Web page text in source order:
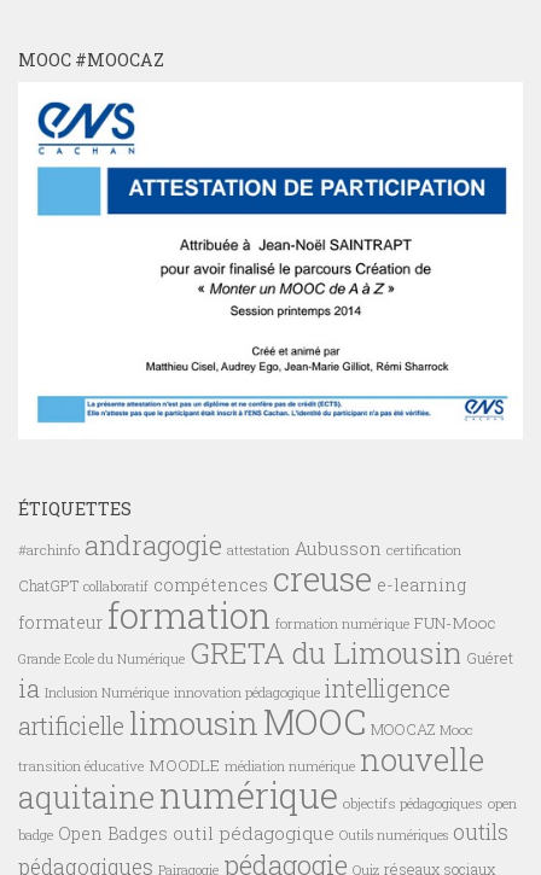
MOOC #MOOCAZ
ÉTIQUETTES
#archinfo andragogie attestation Aubusson certification
ChatGPT collaboratif compétences creuse e-learning
formateur formation formation numérique FUN-Mooc
Grande Ecole du Numérique GRETA du Limousin Guéret
ia Inclusion Numérique innovation pédagogique intelligence
artificielle limousin MOOC MOOCAZ Mooc
transition éducative MOODLE médiation numérique nouvelle
aquitainenumérique objectifs pédagogiques open
badge Open Badges outil pédagogique Outils numériques outils
pédagogiques Pairagogie pédagogie Quiz réseaux sociaux